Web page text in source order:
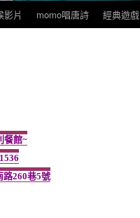
影片 momo唱唐詩 經典遊戲
餐館~
路260巷5號